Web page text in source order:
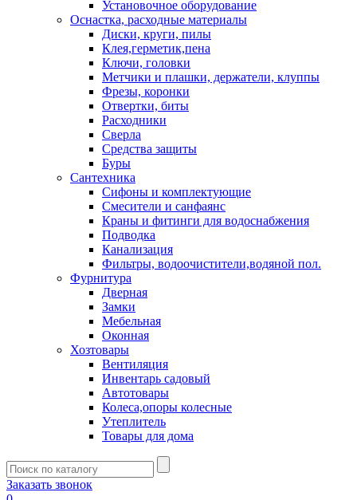
Установочное оборудование
Оснастка, расходные материалы
Диски, круги, пилы
Клея,герметик,пена
Ключи, головки
Метчики и плашки, держатели, клуппы
Фрезы, коронки
Отвертки, биты
Расходники
Сверла
Средства защиты
Буры
Сантехника
Сифоны и комплектующие
Смесители и санфаянс
Краны и фитинги для водоснабжения
Подводка
Канализация
Фильтры, водоочистители,водяной пол.
Фурнитура
Дверная
Замки
Мебельная
Оконная
Хозтовары
Вентиляция
Инвентарь садовый
Автотовары
Колеса,опоры колесные
Утеплитель
Товары для дома
Заказать звонок